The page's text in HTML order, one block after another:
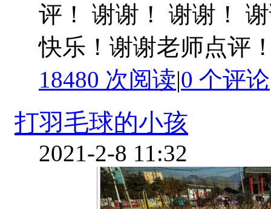
评！ 谢谢！ 谢谢！
快乐！谢谢老师点评
18480 次阅读|0 个评论
打羽毛球的小孩
2021-2-8 11:32